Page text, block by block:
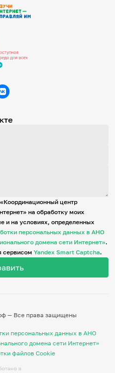
центр
на обработку моих
и на условиях, определенных
персональных данных в АНО
домена сети Интернет».
сервисомYandex Smart Captcha.
— Все права защищены
персональных данных в АНО
домена сети Интернет»
файлов Cookie